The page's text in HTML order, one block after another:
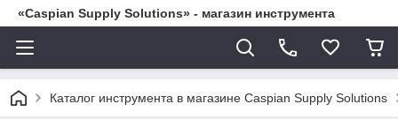
«Caspian Supply Solutions» - магазин инструмента
Каталог инструмента в магазине Caspian Supply Solutions